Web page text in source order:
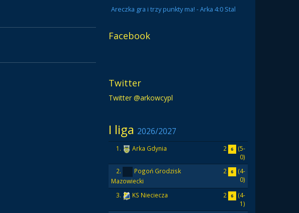
Areczka gra i trzy punkty ma! - Arka 4:0 Stal
Facebook
Twitter
Twitter @arkowcypl
I liga 2026/2027
1. Arka Gdynia 2 6
(5-
0)
2.
Pogoń Grodzisk
Mazowiecki
2 6
(4-
0)
3.
KS Nieciecza 2 6
(4-
1)